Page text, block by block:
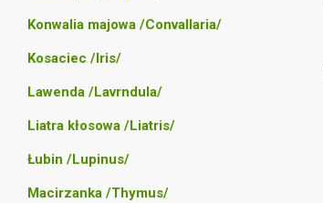
Konwalia majowa /Convallaria/
Kosaciec /Iris/
Lawenda /Lavrndula/
Liatra kłosowa /Liatris/
Łubin /Lupinus/
Macirzanka /Thymus/